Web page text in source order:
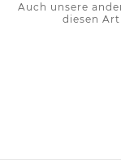
Auch unsere
diesen